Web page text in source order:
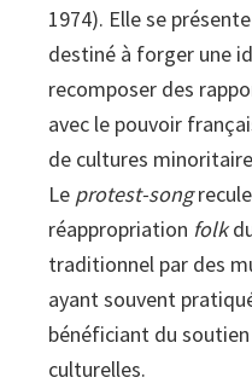
1974). Elle se
destiné à forger une
recomposer des
avec le pouvoir
de cultures
Le protest-song
réappropriation folk
traditionnel par des
ayant souvent
bénéficiant du
culturelles.